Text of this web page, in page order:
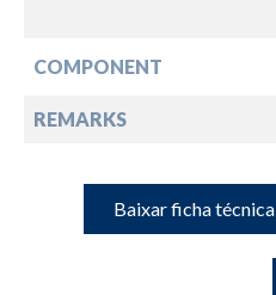
COMPONENT
REMARKS
Baixar ficha técnica